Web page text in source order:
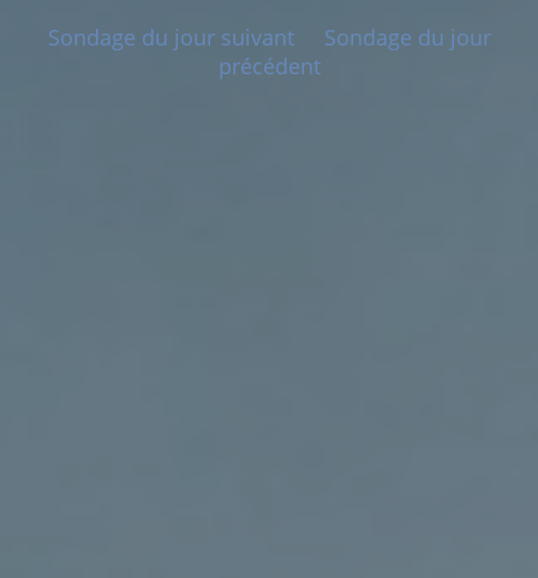
Sondage du jour suivant
Sondage du jour
précédent